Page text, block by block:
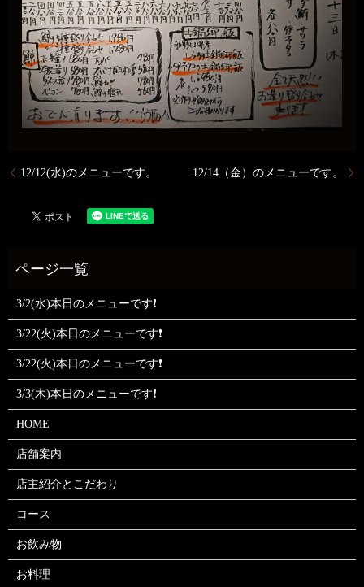
12/12(水)のメニューです。 12/14（金）のメニューです。
3/2(水)本日のメニューです❗
3/22(火)本日のメニューです❗
3/22(火)本日のメニューです❗
3/3(木)本日のメニューです❗
HOME
店舗案内
店主紹介とこだわり
コース
お飲み物
お料理